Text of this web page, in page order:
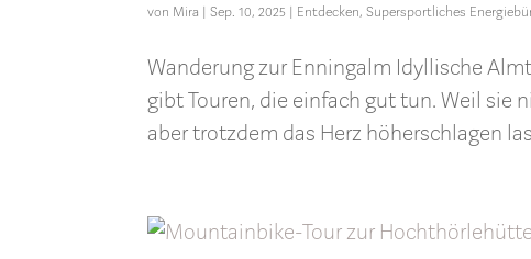
von Mira |Sep. 10, 2025 | Entdecken,Supersportliches
Wanderung zur Enningalm Idyllische
gibt Touren, die einfach gut tun. Weil
aber trotzdem das Herz höherschlagen